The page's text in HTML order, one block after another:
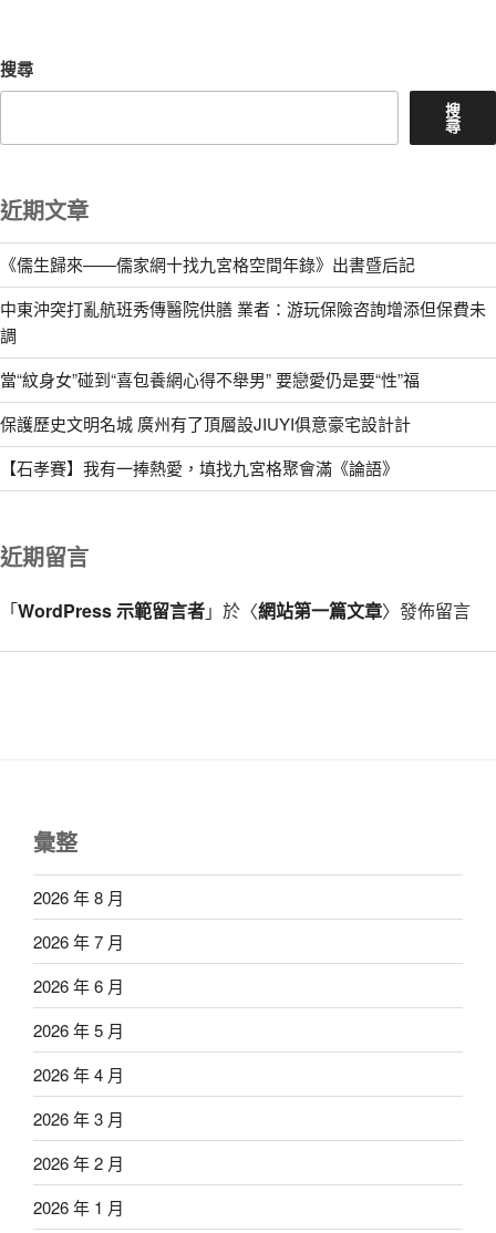
搜尋
搜
尋
近期文章
《儒生歸來——儒家網十找九宮格空間年錄》出書暨后記
中東沖突打亂航班秀傳醫院供膳 業者：游玩保險咨詢增添但保費未
調
當“紋身女”碰到“喜包養網心得不舉男” 要戀愛仍是要“性”福
保護歷史文明名城 廣州有了頂層設JIUYI俱意豪宅設計計
【石孝賽】我有一捧熱愛，填找九宮格聚會滿《論語》
近期留言
「WordPress 示範留言者」於〈網站第一篇文章〉發佈留言
彙整
2026 年 8 月
2026 年 7 月
2026 年 6 月
2026 年 5 月
2026 年 4 月
2026 年 3 月
2026 年 2 月
2026 年 1 月